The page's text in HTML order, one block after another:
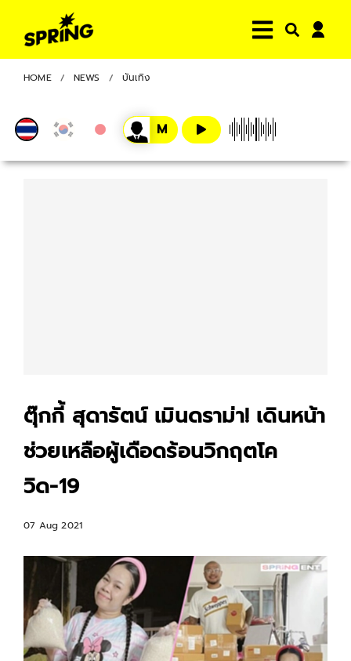
HOME NEWS บันเทิง
ตุ๊กกี้ สุดารัตน์ เมินดราม่า! เดินหน้า
ช่วยเหลือผู้เดือดร้อนวิกฤตโค
วิด-19
07 Aug 2021